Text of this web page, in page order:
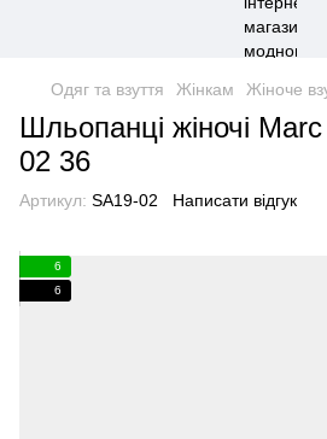
Одяг та взуття Жінкам Жіноче
Шльопанці жіночі
02 36
Артикул: SA19-02 Написати відгук
6
6